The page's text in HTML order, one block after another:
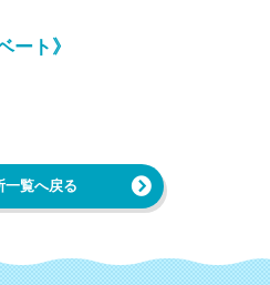
ート》
一覧へ戻る